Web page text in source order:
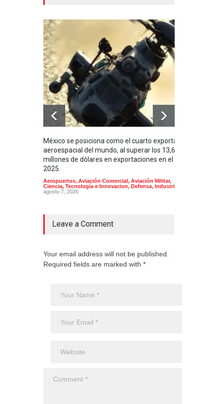
México se posiciona como el cuarto exportador
aeroespacial del mundo, al superar los 13,600
millones de dólares en exportaciones en el
2025.
Aeropuertos, Aviación Comercial , Aviación Militar,
Ciencia, Tecnología e Innovacion, Defensa, Industria
agosto 7, 2026
Leave a Comment
Your email address will not be published.
Required fields are marked with *